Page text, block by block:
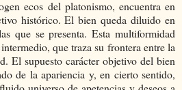
ecos del platonismo, encuentra en
histórico. El bien queda diluido en
que se presenta. Esta multiformidad
que traza su frontera entre la
El supuesto carácter objetivo del bien
de la apariencia y, en cierto sentido,